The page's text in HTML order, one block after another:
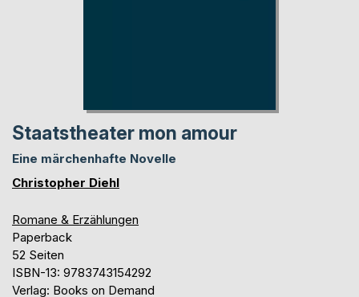
Staatstheater mon amour
Eine märchenhafte Novelle
Christopher Diehl
Romane & Erzählungen
Paperback
52 Seiten
ISBN-13: 9783743154292
Verlag: Books on Demand